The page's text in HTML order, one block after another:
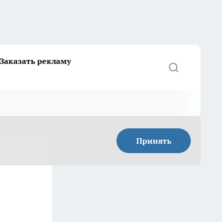
Заказать рекламу
Принять